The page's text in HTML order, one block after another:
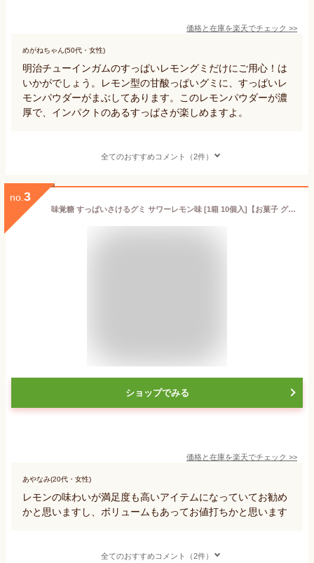
価格と在庫を楽天でチェック >>
めがねちゃん(50代・女性)
明治チューインガムのすっぱいレモングミだけにご用心！は
いかがでしょう。レモン型の甘酸っぱいグミに、すっぱいレ
モンパウダーがまぶしてあります。このレモンパウダーが濃
厚で、インパクトのあるすっぱさが楽しめますよ。
全てのおすすめコメント（2件）
no. 3
味覚糖 すっぱいさけるグミ サワーレモン味 [1箱 10個入]【お菓子 グミ ポケット菓子 ポイント消化 檸檬 酸っぱい 柔らかい ソフトグミ】
ショップでみる
価格と在庫を楽天でチェック >>
あやなみ(20代・女性)
レモンの味わいが満足度も高いアイテムになっていてお勧め
かと思いますし、ボリュームもあってお値打ちかと思います
全てのおすすめコメント（2件）